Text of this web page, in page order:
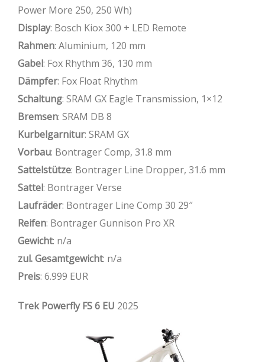
Power More 250, 250 Wh)
Display: Bosch Kiox 300 + LED Remote
Rahmen: Aluminium, 120 mm
Gabel: Fox Rhythm 36, 130 mm
Dämpfer: Fox Float Rhythm
Schaltung: SRAM GX Eagle Transmission, 1×12
Bremsen: SRAM DB 8
Kurbelgarnitur: SRAM GX
Vorbau: Bontrager Comp, 31.8 mm
Sattelstütze: Bontrager Line Dropper, 31.6 mm
Sattel: Bontrager Verse
Laufräder: Bontrager Line Comp 30 29″
Reifen: Bontrager Gunnison Pro XR
Gewicht: n/a
zul. Gesamtgewicht: n/a
Preis: 6.999 EUR
Trek Powerfly FS 6 EU 2025